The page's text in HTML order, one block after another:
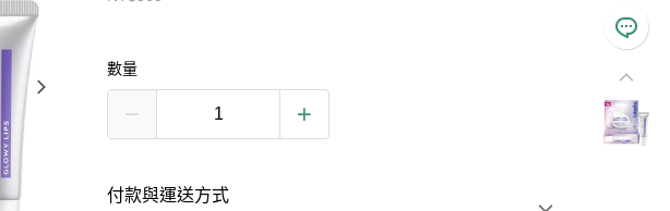
數量
付款與運送方式